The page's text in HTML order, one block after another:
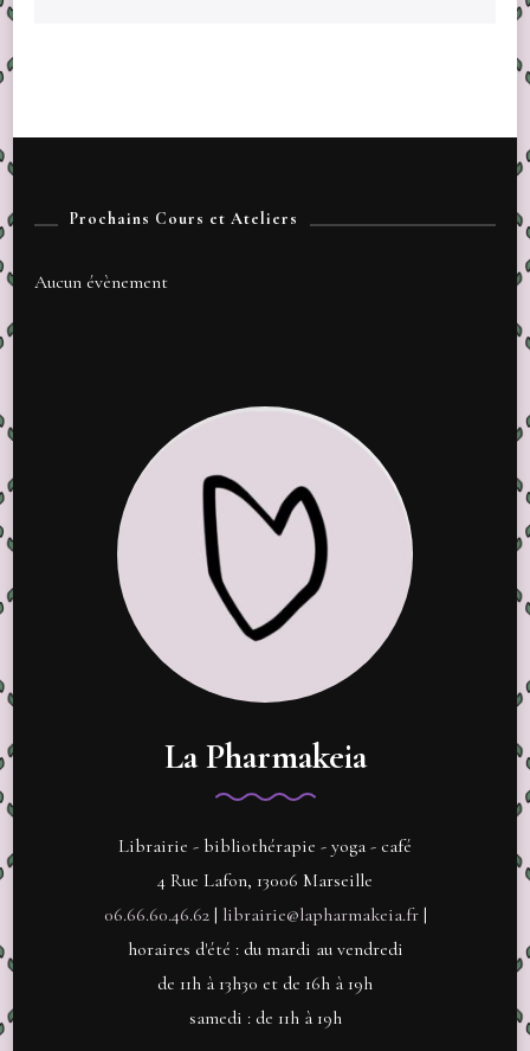
Prochains Cours et Ateliers
Aucun évènement
La Pharmakeia
Librairie - bibliothérapie - yoga - café
4 Rue Lafon, 13006 Marseille
06.66.60.46.62| librairie@lapharmakeia.fr|
horaires d'été : du mardi au vendredi
de 11h à 13h30 et de 16h à 19h
samedi : de 11h à 19h